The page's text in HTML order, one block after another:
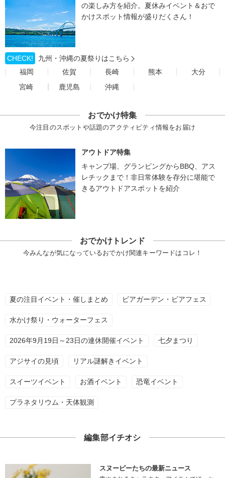
の楽しみ方を紹介。夏休みイベント＆おで
かけスポット情報が盛りだくさん！
CHECK!
九州・沖縄の夏祭りはこちら
福岡
佐賀 長崎 熊本
大分
宮崎
鹿児島 沖縄
おでかけ特集
今注目のスポットや話題のアクティビティ情報をお届け
アウトドア特集
キャンプ場、グランピングからBBQ、アス
レチックまで！非日常体験を存分に堪能で
きるアウトドアスポットを紹介
おでかけトレンド
今みんなが気になっているおでかけ関連キーワードはコレ！
夏の注目イベント・催しまとめ ビアガーデン・ビアフェス
水かけ祭り・ウォーターフェス
2026年9月19日～23日の連休開催イベント 七夕まつり
アジサイの見頃 リアル謎解きイベント
スイーツイベント お酒イベント 恐竜イベント
プラネタリウム・天体観測
編集部イチオシ
スヌーピーたちの最新ニュース